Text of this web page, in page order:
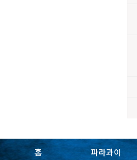
홈 파라과이